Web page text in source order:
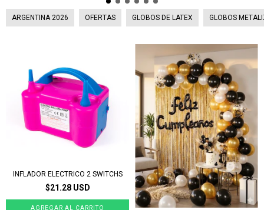
ARGENTINA 2026 OFERTAS GLOBOS DE LATEX GLOBOS
INFLADOR ELECTRICO 2 SWITCHS
$21.28 USD